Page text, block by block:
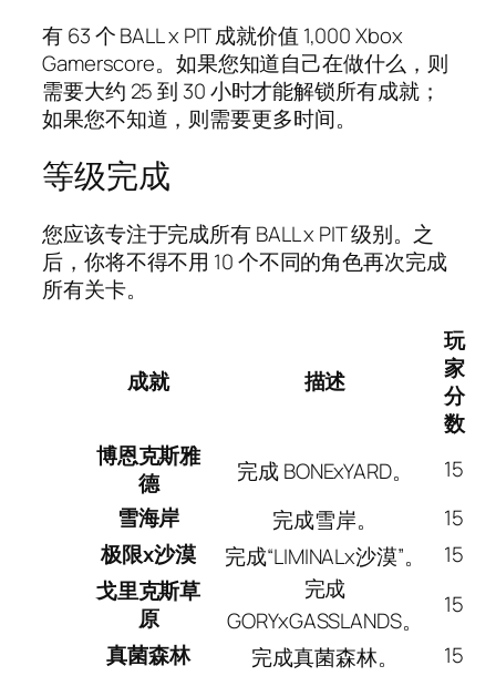
有 63 个 BALL x PIT 成就价值 1,000 Xbox
Gamerscore。如果您知道自己在做什么，则
需要大约 25 到 30 小时才能解锁所有成就；
如果您不知道，则需要更多时间。
等级完成
您应该专注于完成所有 BALL x PIT 级别。之
后，你将不得不用 10 个不同的角色再次完成
所有关卡。
成就 描述
玩
家
分
数
博恩克斯雅
德
完成 BONExYARD。
15
雪海岸
完成雪岸。
15
极限x沙漠
完成“LIMINALx沙漠”。
15
戈里克斯草
原
完成
GORYxGASSLANDS。
15
真菌森林
完成真菌森林。
15